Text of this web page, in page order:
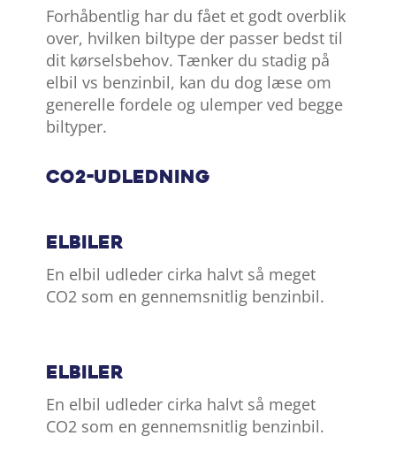
Forhåbentlig har du fået et godt overblik
over, hvilken biltype der passer bedst til
dit kørselsbehov. Tænker du stadig på
elbil vs benzinbil, kan du dog læse om
generelle fordele og ulemper ved begge
biltyper.
CO2-udledning
Elbiler
En elbil udleder cirka halvt så meget
CO2 som en gennemsnitlig benzinbil.
Elbiler
En elbil udleder cirka halvt så meget
CO2 som en gennemsnitlig benzinbil.